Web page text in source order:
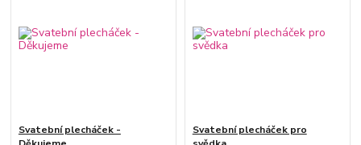
Svatební plecháček -
Svatební plecháček pro